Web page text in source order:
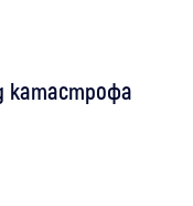
катастрофа